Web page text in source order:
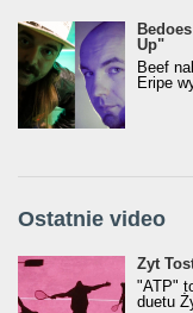
Up"
Beef
Eripe
Ostatnie video
Żyt Toster/SurfAir
Żyt
"ATP"
duetu